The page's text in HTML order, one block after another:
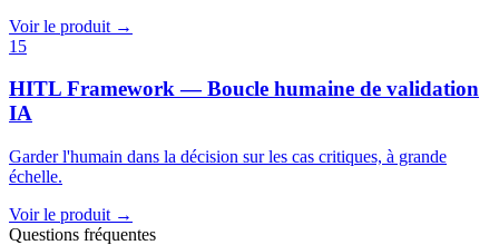
Voir le produit →
15
HITL Framework — Boucle humaine de validation
IA
Garder l'humain dans la décision sur les cas critiques, à grande
échelle.
Voir le produit →
Questions fréquentes